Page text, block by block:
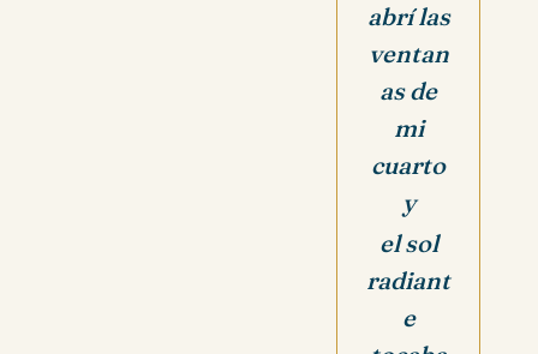
abrí las
ventan
as de
mi
cuarto
y
el sol
radiant
e